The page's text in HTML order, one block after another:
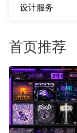
设计服务
首页推荐